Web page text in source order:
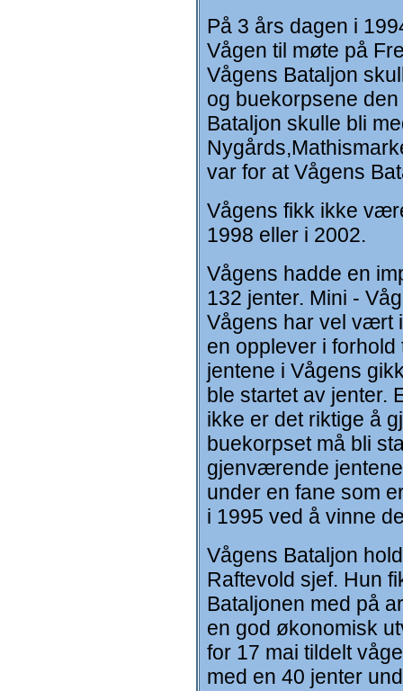
På 3 års dagen i
Vågen til møte på
Vågens Bataljon
og buekorpsene
Bataljon skulle bli
var for at Vågens
Vågens fikk ikke
1998 eller i 2002.
Vågens hadde en
132 jenter. Mini -
Vågens har vel vært
en opplever i
jentene i Vågens
ble startet av jenter.
ikke er det riktige å
buekorpset må bli
gjenværende
under en fane som
i 1995 ved å vinne
Vågens Bataljon
Raftevold sjef. Hun
Bataljonen med på
en god økonomisk
for 17 mai tildelt
med en 40 jenter